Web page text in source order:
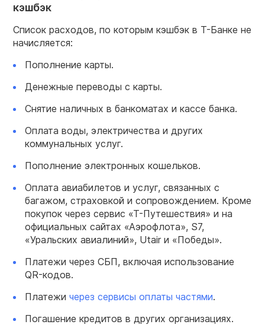
кэшбэк
Список расходов, по которым кэшбэк в Т-Банке не
начисляется:
Пополнение карты.
Денежные переводы с карты.
Снятие наличных в банкоматах и кассе банка.
Оплата воды, электричества и других
коммунальных услуг.
Пополнение электронных кошельков.
Оплата авиабилетов и услуг, связанных с
багажом, страховкой и сопровождением. Кроме
покупок через сервис «Т-Путешествия» и на
официальных сайтах «Аэрофлота», S7,
«Уральских авиалиний», Utair и «Победы».
Платежи через СБП, включая использование
QR-кодов.
Платежи через сервисы оплаты частями.
Погашение кредитов в других организациях.